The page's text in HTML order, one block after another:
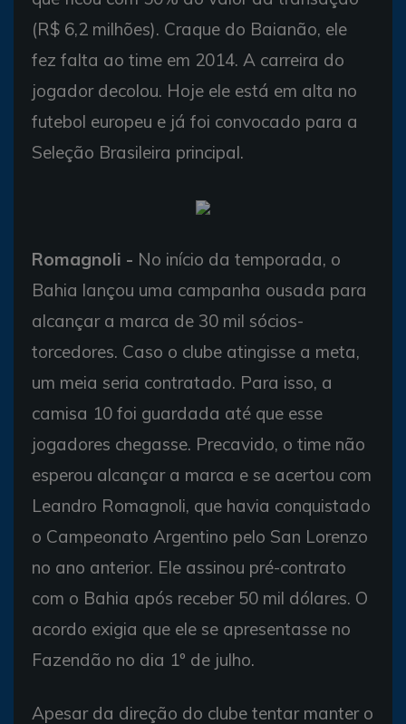
(R$ 6,2 milhões). Craque do Baianão, ele
fez falta ao time em 2014. A carreira do
jogador decolou. Hoje ele está em alta no
futebol europeu e já foi convocado para a
Seleção Brasileira principal.
Romagnoli - No início da temporada, o
Bahia lançou uma campanha ousada para
alcançar a marca de 30 mil sócios-
torcedores. Caso o clube atingisse a meta,
um meia seria contratado. Para isso, a
camisa 10 foi guardada até que esse
jogadores chegasse. Precavido, o time não
esperou alcançar a marca e se acertou com
Leandro Romagnoli, que havia conquistado
o Campeonato Argentino pelo San Lorenzo
no ano anterior. Ele assinou pré-contrato
com o Bahia após receber 50 mil dólares. O
acordo exigia que ele se apresentasse no
Fazendão no dia 1º de julho.
Apesar da direção do clube tentar manter o